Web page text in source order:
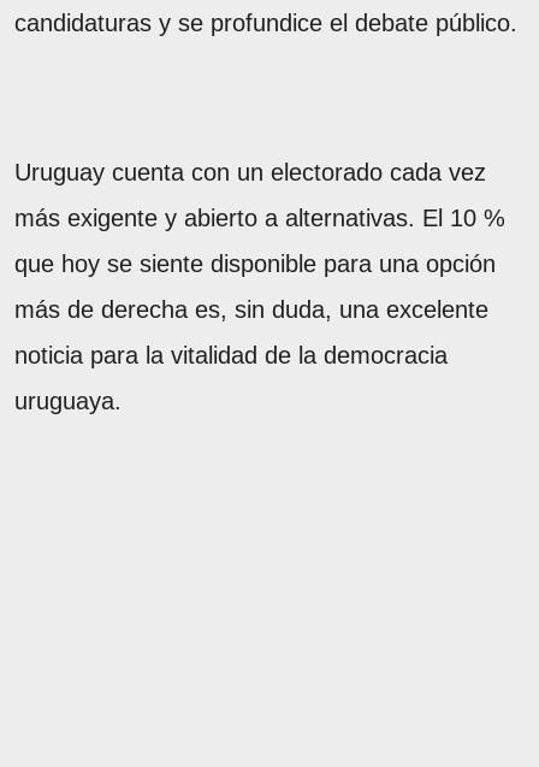
candidaturas y se profundice el debate público.
Uruguay cuenta con un electorado cada vez
más exigente y abierto a alternativas. El 10 %
que hoy se siente disponible para una opción
más de derecha es, sin duda, una excelente
noticia para la vitalidad de la democracia
uruguaya.